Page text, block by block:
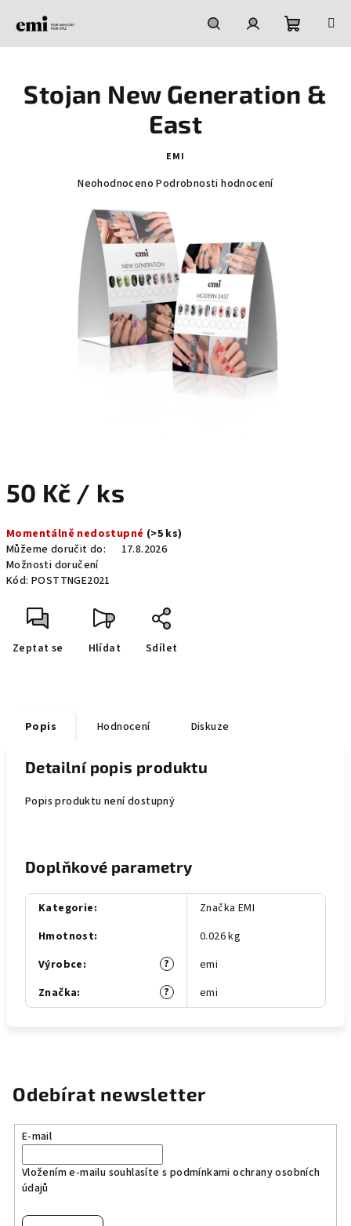
HledatPřihlášeníNákupní
košík
50 Kč / ks
cena:
Momentálně nedostupné (>5 ks)
Můžeme doručit do:
17.8.2026
Možnosti doručení
Kód: POSTTNGE2021
Zeptat se Hlídat Sdílet
Stojan New Generation &
East
EMI
Průměrné
produktu
je
0,0
z
5
hvězdiček.
Neohodnoceno Podrobnosti hodnocení
Popis Hodnocení Diskuze
Detailní popis produktu
Popis produktu není dostupný
Doplňkové parametry
Kategorie:
Značka EMI
Hmotnost:
0.026 kg
?
Výrobce:
emi
?
Značka: emi
Odebírat newsletter
E-mail
Vložením e-mailu souhlasíte s podmínkami ochrany osobních
údajů